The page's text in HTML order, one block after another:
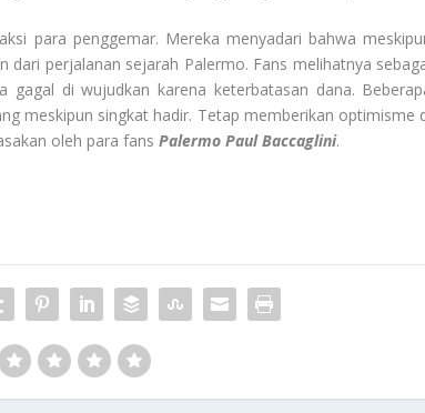
para penggemar. Mereka menyadari bahwa
perjalanan sejarah Palermo. Fans melihatnya
di wujudkan karena keterbatasan dana.
meskipun singkat hadir. Tetap memberikan optimisme
oleh para fansPalermo Paul Baccaglini.